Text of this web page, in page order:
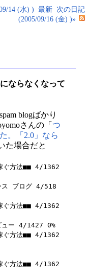
14 (水) ) 最新 次の日記
(2005/09/16 (金) )»
ならなくなって
blogばかり
さんの「 つ
。「2.0」なら
た場合だと
ぐ方法■■ 4/1362
ス ブログ 4/518
ぐ方法■■ 4/1362
ュー 4/1427 0%
ぐ方法■■ 4/1362
ぐ方法■■ 4/1362